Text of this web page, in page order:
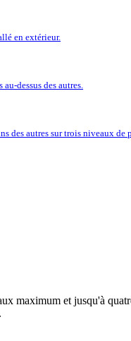
en extérieur.
dessus des autres.
des autres sur trois niveaux de
maximum et jusqu'à